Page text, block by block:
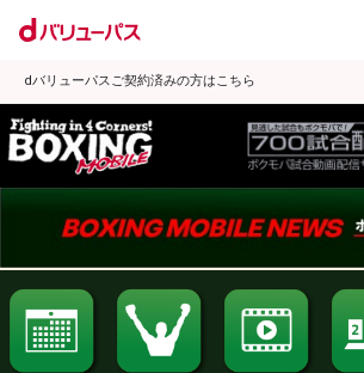
dバリューパスご契約済みの方はこちら